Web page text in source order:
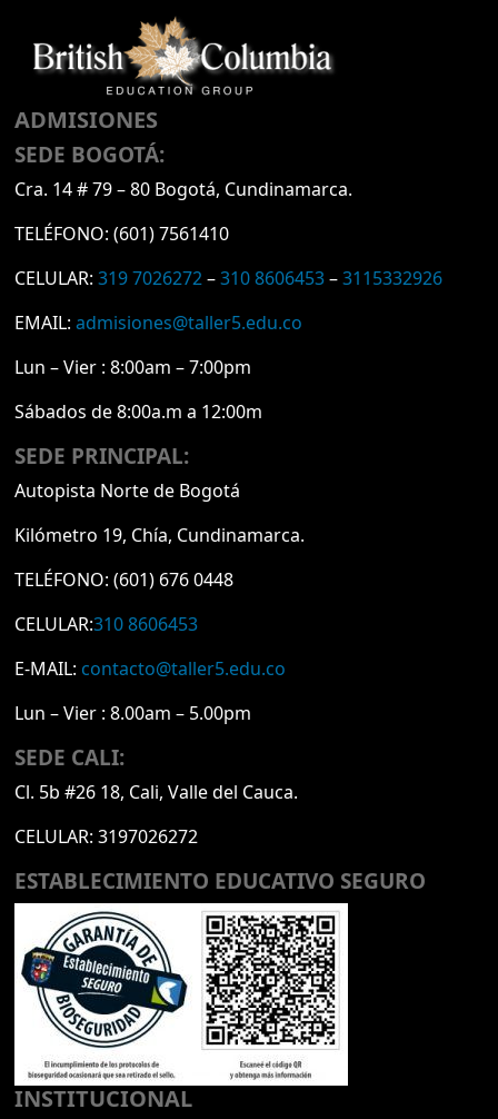
ADMISIONES
SEDE BOGOTÁ:
Cra. 14 # 79 – 80 Bogotá, Cundinamarca.
TELÉFONO:(601) 7561410
CELULAR:319 7026272–310 8606453–3115332926
EMAIL:admisiones@taller5.edu.co
Lun – Vier : 8:00am – 7:00pm
Sábados de 8:00a.m a 12:00m
SEDE PRINCIPAL:
Autopista Norte de Bogotá
Kilómetro 19, Chía, Cundinamarca.
TELÉFONO: (601) 676 0448
CELULAR:310 8606453
E-MAIL: contacto@taller5.edu.co
Lun – Vier : 8.00am – 5.00pm
SEDE CALI:
Cl. 5b #26 18, Cali, Valle del Cauca.
CELULAR:3197026272
ESTABLECIMIENTO EDUCATIVO SEGURO
INSTITUCIONAL